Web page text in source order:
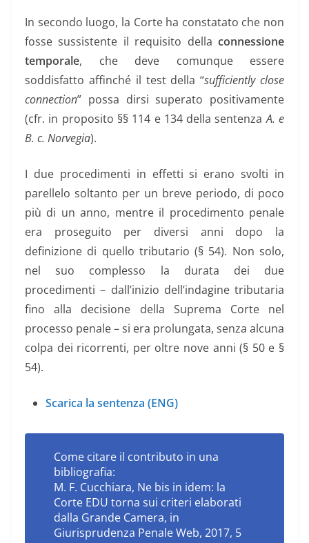
In secondo luogo, la Corte ha constatato che non
fosse sussistente il requisito della connessione
temporale, che deve comunque essere
soddisfatto affinché il test della “sufficiently close
connection” possa dirsi superato positivamente
(cfr. in proposito §§ 114 e 134 della sentenzaA. e
B. c. Norvegia).
I due procedimenti in effetti si erano svolti in
parellelo soltanto per un breve periodo, di poco
più di un anno, mentre il procedimento penale
era proseguito per diversi anni dopo la
definizione di quello tributario (§ 54). Non solo,
nel suo complesso la durata dei due
procedimenti – dall’inizio dell’indagine tributaria
fino alla decisione della Suprema Corte nel
processo penale – si era prolungata, senza alcuna
colpa dei ricorrenti, per oltre nove anni (§ 50 e §
54).
Scarica la sentenza (ENG)
Come citare il contributo in una
bibliografia:
M. F. Cucchiara, Ne bis in idem: la
Corte EDU torna sui criteri elaborati
dalla Grande Camera, in
Giurisprudenza Penale Web, 2017, 5